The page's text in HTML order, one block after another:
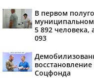
В первом
5 892
093
Соцфонда